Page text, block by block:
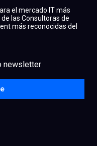
el mercado IT más
las Consultoras de
más reconocidas del
newsletter